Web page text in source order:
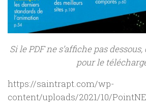
Si le PDF ne s’affiche pas
pour le
https://saintrapt.com/wp-
content/uploads/2021/10/